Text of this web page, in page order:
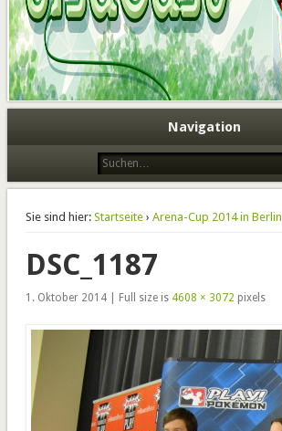
Navigation
Sie sind hier: Startseite› Arena-Cup 2014 in Berlin
DSC_1187
1. Oktober 2014 | Full size is 4608 × 3072 pixels